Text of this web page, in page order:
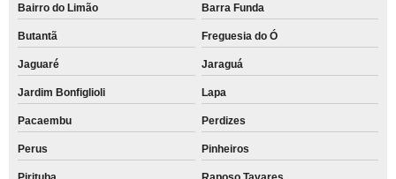
remanufatura de cartuchos de impressoras a laser Vila Tibiriçá
remanufatura de cartuchos de toner Vila Lucinda
venda de remanufatura de cartucho Alphaville
quanto custa cartucho remanufaturado hp Jardim Paulista
cartuchos remanufaturado hp Jardim Las Vegas
venda de cartucho para impressora hp remanufaturado Vila Helena
Bairro do Limão Barra Funda
Butantã Freguesia do Ó
Jaguaré Jaraguá
Jardim Bonfiglioli Lapa
Pacaembu Perdizes
Perus Pinheiros